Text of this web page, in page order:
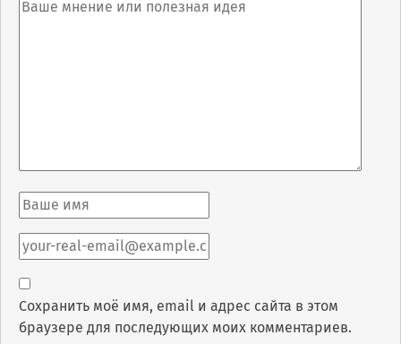
Сохранить моё имя, email и адрес сайта в этом
браузере для последующих моих комментариев.